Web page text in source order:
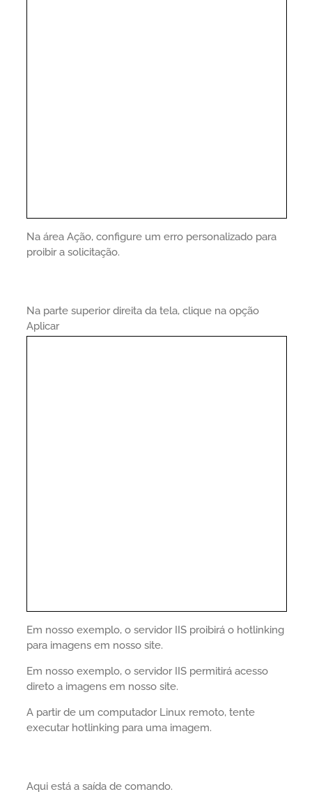
Na área Ação, configure um erro personalizado para
proibir a solicitação.
Na parte superior direita da tela, clique na opção
Aplicar
Em nosso exemplo, o servidor IIS proibirá o hotlinking
para imagens em nosso site.
Em nosso exemplo, o servidor IIS permitirá acesso
direto a imagens em nosso site.
A partir de um computador Linux remoto, tente
executar hotlinking para uma imagem.
Aqui está a saída de comando.